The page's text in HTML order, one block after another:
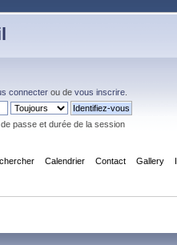
connecter ou de vous inscrire
passe et durée de la session
Calendrier Contact Gallery